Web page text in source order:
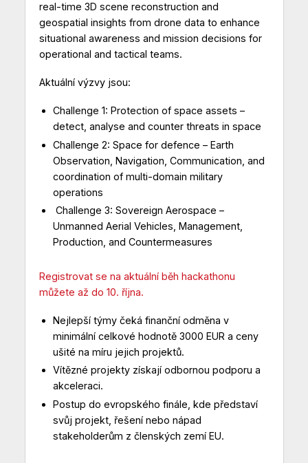
real-time 3D scene reconstruction and
geospatial insights from drone data to enhance
situational awareness and mission decisions for
operational and tactical teams.
Aktuální výzvy jsou:
Challenge 1: Protection of space assets –
detect, analyse and counter threats in space
Challenge 2: Space for defence – Earth
Observation, Navigation, Communication, and
coordination of multi-domain military
operations
Challenge 3: Sovereign Aerospace –
Unmanned Aerial Vehicles, Management,
Production, and Countermeasures
Registrovat se na aktuální běh hackathonu
můžete až do 10. října.
Nejlepší týmy čeká finanční odměna v
minimální celkové hodnotě 3000 EUR a ceny
ušité na míru jejich projektů.
Vítězné projekty získají odbornou podporu a
akceleraci.
Postup do evropského finále, kde představí
svůj projekt, řešení nebo nápad
stakeholderům z členských zemí EU.